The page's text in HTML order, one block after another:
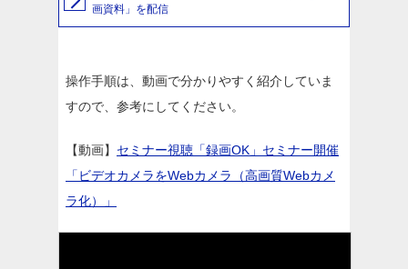
画資料」を配信
操作手順は、動画で分かりやすく紹介していま
すので、参考にしてください。
【動画】 セミナー視聴「録画OK」セミナー開催
「ビデオカメラをWebカメラ（高画質Webカメ
ラ化）」